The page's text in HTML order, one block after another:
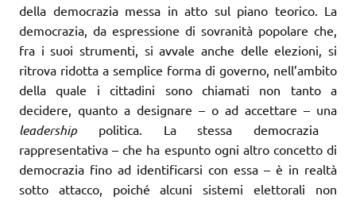
della democrazia messa in atto sul piano teorico. La
democrazia, da espressione di sovranità popolare che,
fra i suoi strumenti, si avvale anche delle elezioni, si
ritrova ridotta a semplice forma di governo, nell’ambito
della quale i cittadini sono chiamati non tanto a
decidere, quanto a designare – o ad accettare – una
leadership politica. La stessa democrazia
rappresentativa – che ha espunto ogni altro concetto di
democrazia fino ad identificarsi con essa – è in realtà
sotto attacco, poiché alcuni sistemi elettorali non